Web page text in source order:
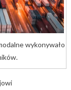
wykonywało